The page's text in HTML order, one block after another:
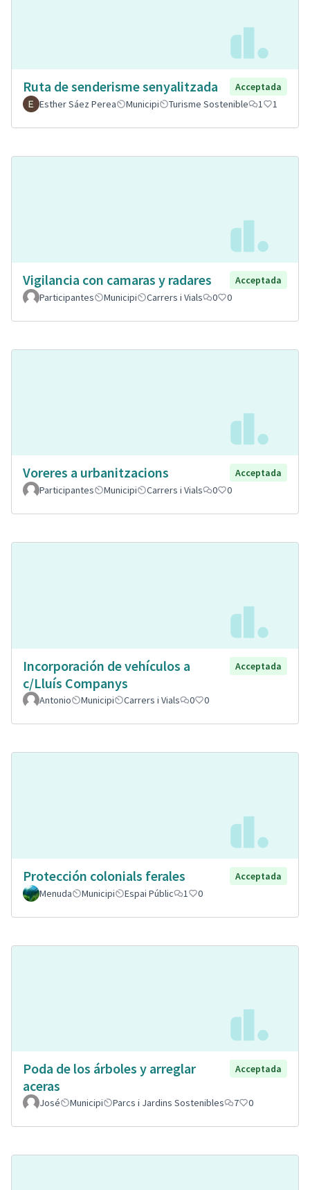
Ruta de senderisme senyalitzada
Acceptada
Esther Sáez Perea
Municipi Turisme Sostenible 1 1
Vigilancia con camaras y radares
Acceptada
Participantes
Municipi Carrers i Vials 0 0
Voreres a urbanitzacions
Acceptada
Participantes
Municipi Carrers i Vials 0 0
Incorporación de vehículos a
c/Lluís Companys
Acceptada
Antonio Municipi Carrers i Vials 0 0
Protección colonials ferales
Acceptada
Menuda
Municipi Espai Públic 1 0
Poda de los árboles y arreglar
aceras
Acceptada
José Municipi Parcs i Jardins Sostenibles 7 0